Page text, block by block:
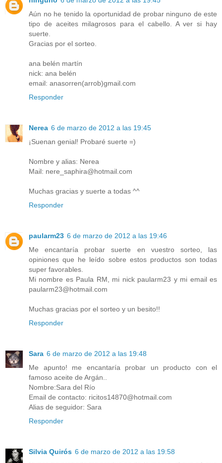
Aún no he tenido la oportunidad de probar ninguno de este
tipo de aceites milagrosos para el cabello. A ver si hay
suerte.
Gracias por el sorteo.
ana belén martín
nick: ana belén
email: anasorren(arrob)gmail.com
Responder
Nerea 6 de marzo de 2012 a las 19:45
¡Suenan genial! Probaré suerte =)
Nombre y alias: Nerea
Mail: nere_saphira@hotmail.com
Muchas gracias y suerte a todas ^^
Responder
paularm23 6 de marzo de 2012 a las 19:46
Me encantaría probar suerte en vuestro sorteo, las
opiniones que he leído sobre estos productos son todas
super favorables.
Mi nombre es Paula RM, mi nick paularm23 y mi email es
paularm23@hotmail.com
Muchas gracias por el sorteo y un besito!!
Responder
Sara 6 de marzo de 2012 a las 19:48
Me apunto! me encantaría probar un producto con el
famoso aceite de Argán..
Nombre:Sara del Río
Email de contacto: ricitos14870@hotmail.com
Alias de seguidor: Sara
Responder
Silvia Quirós 6 de marzo de 2012 a las 19:58